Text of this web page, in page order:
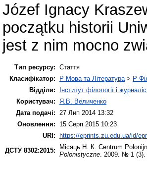
Józef Ignacy
początku historii
jest z nim mocno
Тип ресурсу: Стаття
Класифікатор:
P Мова та Література > P
Відділи:
Інститут філології і
Користувач:
Я.В. Величенко
Дата подачі:
27 Лип 2014 13:32
Оновлення:
15 Серп 2015 10:23
URI: https://eprints.zu.edu.ua/id/
ДСТУ 8302:2015:
Місяць Н. К. Centrum
Polonistyczne . 2009. № 1 (3).